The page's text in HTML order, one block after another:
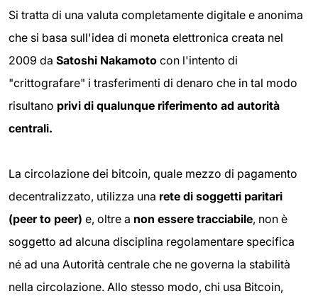
Si tratta di una valuta completamente digitale e anonima
che si basa sull'idea di moneta elettronica creata nel
2009 da Satoshi Nakamoto con l'intento di
"crittografare" i trasferimenti di denaro che in tal modo
risultano privi di qualunque riferimento ad autorità
centrali.
La circolazione dei bitcoin, quale mezzo di pagamento
decentralizzato, utilizza una rete di soggetti paritari
(peer to peer) e, oltre a non essere tracciabile, non è
soggetto ad alcuna disciplina regolamentare specifica
né ad una Autorità centrale che ne governa la stabilità
nella circolazione. Allo stesso modo, chi usa Bitcoin,